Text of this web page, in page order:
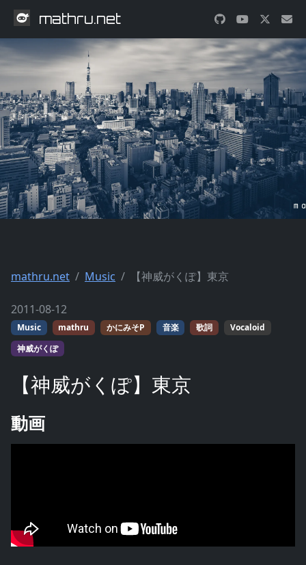
mathru.net
mathru.net Music 【神威がくぽ】東京
2011-08-12
Music mathru かにみそP 音楽 歌詞
Vocaloid
神威がくぽ
【神威がくぽ】東京
動画